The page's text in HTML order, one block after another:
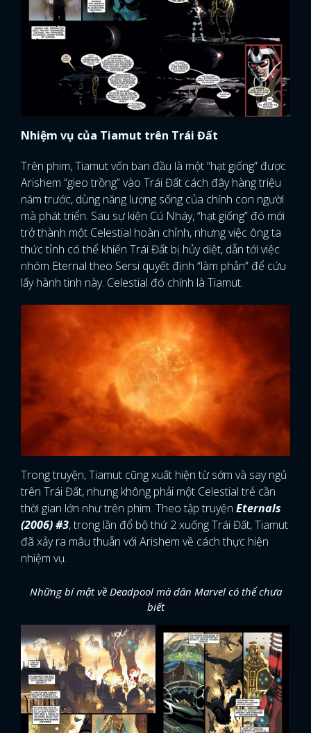
Nhiệm vụ của Tiamut trên Trái Đất
Trên phim, Tiamut vốn ban đầu là một “hạt giống” được
Arishem “gieo trồng” vào Trái Đất cách đây hàng triệu
năm trước, dùng năng lượng sống của chính con người
mà phát triển. Sau sự kiện Cú Nháy, “hạt giống” đó mới
trở thành một Celestial hoàn chỉnh, nhưng việc ông ta
thức tỉnh có thể khiến Trái Đất bị hủy diệt, dẫn tới việc
nhóm Eternal theo Sersi quyết định “làm phản” để cứu
lấy hành tinh này. Celestial đó chính là Tiamut.
Trong truyện, Tiamut cũng xuất hiện từ sớm và say ngủ
trên Trái Đất, nhưng không phải một Celestial trẻ cần
thời gian lớn như trên phim. Theo tập truyện Eternals
(2006) #3, trong lần đổ bộ thứ 2 xuống Trái Đất, Tiamut
đã xảy ra mâu thuẫn với Arishem về cách thực hiện
nhiệm vụ.
Những bí mật về Deadpool mà dân Marvel có thể chưa
biết